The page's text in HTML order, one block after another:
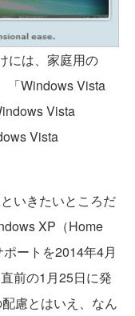
には、家庭用の
「Windows Vista
Vista
Vista
いきたいところだ
XP（Home
ートを2014年4月
前の1月25日に発
慮とはいえ、なん